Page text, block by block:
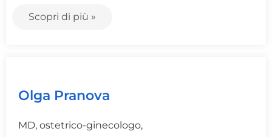
Scopri di più »
Olga Pranova
MD, ostetrico-ginecologo,